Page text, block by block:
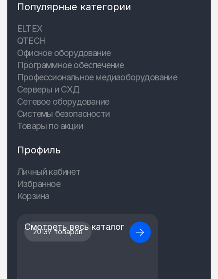
Популярные категории
ELTEX
QTECH
Офисное оборудование
Программное обеспечение
Профессиональное медиаоборудование
Серверы и СХД
Сетевое оборудование
Системы безопасности
Товары по акции
Профиль
Личный кабинет
Избранное
Корзина
20137 товаров
Смотреть весь каталог